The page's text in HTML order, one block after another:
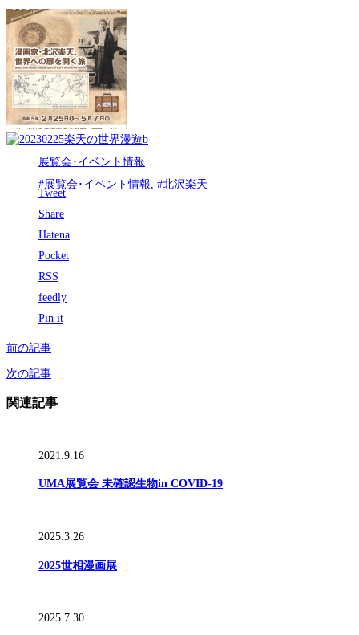
展覧会･イベント情報
#展覧会･イベント情報, #北沢楽天
Tweet
Share
Hatena
Pocket
RSS
feedly
Pin it
前の記事
次の記事
関連記事
2021.9.16
UMA展覧会 未確認生物in COVID-19
2025.3.26
2025世相漫画展
2025.7.30